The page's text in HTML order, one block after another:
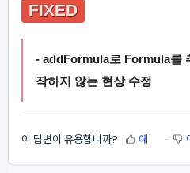
FIXED
- addFormula로 Formula를
작하지 않는 현상 수정
이 답변이 유용합니까? 예